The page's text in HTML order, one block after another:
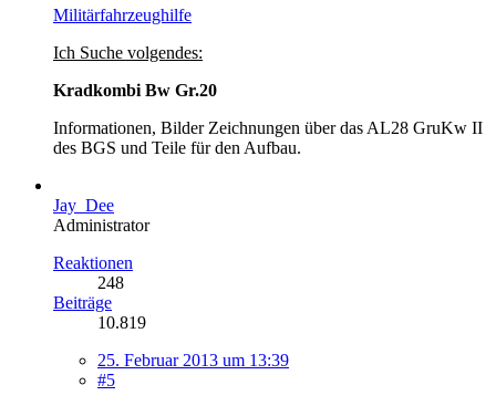
Militärfahrzeughilfe
Ich Suche volgendes:
Kradkombi Bw Gr.20
Informationen, Bilder Zeichnungen über das AL28 GruKw II
des BGS und Teile für den Aufbau.
Jay_Dee
Administrator
Reaktionen
248
Beiträge
10.819
25. Februar 2013 um 13:39
#5